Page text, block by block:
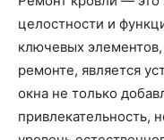
целостности и
ключевых
ремонте, является
окна не только
привлекательность,